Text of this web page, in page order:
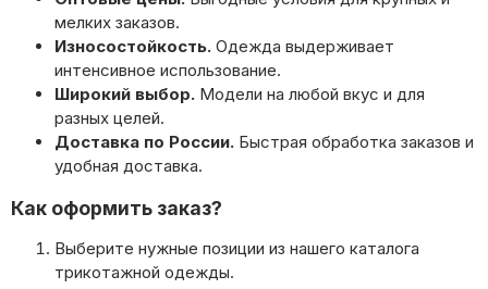
мелких заказов.
Износостойкость. Одежда выдерживает
интенсивное использование.
Широкий выбор. Модели на любой вкус и для
разных целей.
Доставка по России. Быстрая обработка заказов и
удобная доставка.
Как оформить заказ?
Выберите нужные позиции из нашего каталога
трикотажной одежды.